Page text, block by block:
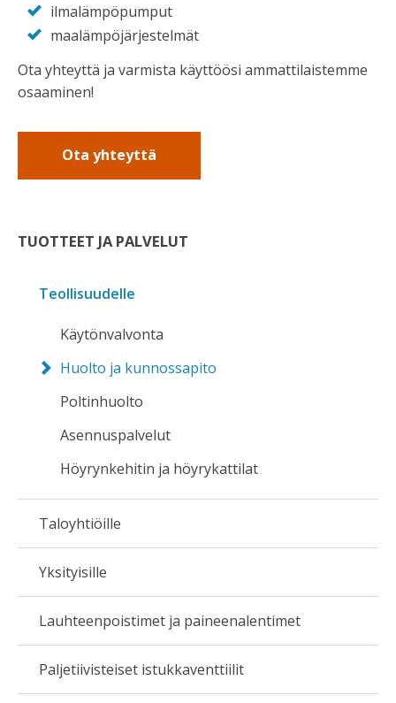
ilmalämpöpumput
maalämpöjärjestelmät
Ota yhteyttä ja varmista käyttöösi ammattilaistemme
osaaminen!
Ota yhteyttä
TUOTTEET JA PALVELUT
Teollisuudelle
Käytönvalvonta
Huolto ja kunnossapito
Poltinhuolto
Asennuspalvelut
Höyrynkehitin ja höyrykattilat
Taloyhtiöille
Yksityisille
Lauhteenpoistimet ja paineenalentimet
Paljetiivisteiset istukkaventtiilit